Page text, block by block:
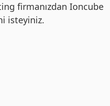
firmanızdan Ioncube
isteyiniz.